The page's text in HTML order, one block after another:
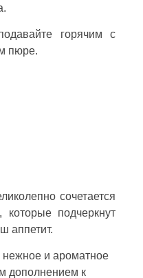
горячим с
пюре.
сочетается
подчеркнут
аппетит.
и ароматное
дополнением к